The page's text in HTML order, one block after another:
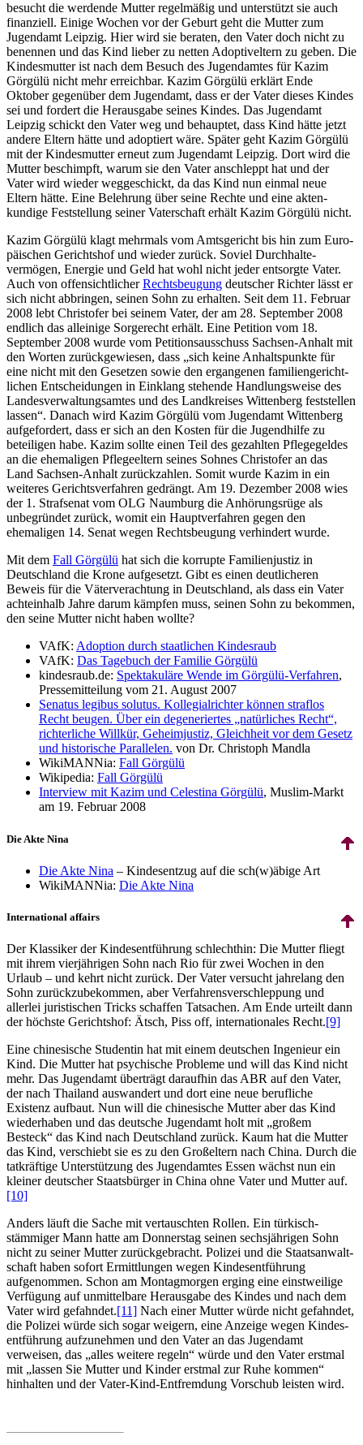
besucht die werdende Mutter regelmäßig und unterstützt sie auch
finanziell. Einige Wochen vor der Geburt geht die Mutter zum
Jugendamt Leipzig. Hier wird sie beraten, den Vater doch nicht zu
benennen und das Kind lieber zu netten Adoptiv­eltern zu geben. Die
Kindes­mutter ist nach dem Besuch des Jugendamtes für Kazim
Görgülü nicht mehr erreichbar. Kazim Görgülü erklärt Ende
Oktober gegenüber dem Jugendamt, dass er der Vater dieses Kindes
sei und fordert die Herausgabe seines Kindes. Das Jugendamt
Leipzig schickt den Vater weg und behauptet, dass Kind hätte jetzt
andere Eltern hätte und adoptiert wäre. Später geht Kazim Görgülü
mit der Kindes­mutter erneut zum Jugendamt Leipzig. Dort wird die
Mutter beschimpft, warum sie den Vater anschleppt hat und der
Vater wird wieder weggeschickt, da das Kind nun einmal neue
Eltern hätte. Eine Belehrung über seine Rechte und eine akten­
kundige Feststellung seiner Vaterschaft erhält Kazim Görgülü nicht.
Kazim Görgülü klagt mehrmals vom Amtsgericht bis hin zum Euro­
päischen Gerichtshof und wieder zurück. Soviel Durch­halte­
vermögen, Energie und Geld hat wohl nicht jeder entsorgte Vater.
Auch von offensichtlicherRechts­beugung deutscher Richter lässt er
sich nicht abbringen, seinen Sohn zu erhalten. Seit dem 11. Februar
2008 lebt Christofer bei seinem Vater, der am 28. September 2008
endlich das alleinige Sorgerecht erhält. Eine Petition vom 18.
September 2008 wurde vom Petitions­ausschuss Sachsen-Anhalt mit
den Worten zurück­gewiesen, dass „sich keine Anhalts­punkte für
eine nicht mit den Gesetzen sowie den ergangenen familien­gericht­
lichen Entscheidungen in Einklang stehende Handlungsweise des
Landes­verwaltungs­amtes und des Landkreises Wittenberg feststellen
lassen“. Danach wird Kazim Görgülü vom Jugendamt Wittenberg
aufgefordert, dass er sich an den Kosten für die Jugendhilfe zu
beteiligen habe. Kazim sollte einen Teil des gezahlten Pflegegeldes
an die ehemaligen Pflege­eltern seines Sohnes Christofer an das
Land Sachsen-Anhalt zurückzahlen. Somit wurde Kazim in ein
weiteres Gerichts­verfahren gedrängt. Am 19. Dezember 2008 wies
der 1. Strafsenat vom OLG Naumburg die Anhörungsrüge als
unbegründet zurück, womit ein Hauptverfahren gegen den
ehemaligen 14. Senat wegen Rechts­beugung verhindert wurde.
Mit dem Fall Görgülü hat sich die korrupte Familienjustiz in
Deutschland die Krone aufgesetzt. Gibt es einen deutlicheren
Beweis für die Väter­verachtung in Deutschland, als dass ein Vater
achteinhalb Jahre darum kämpfen muss, seinen Sohn zu bekommen,
den seine Mutter nicht haben wollte?
VAfK: Adoption durch staatlichen Kindesraub
VAfK: Das Tagebuch der Familie Görgülü
kindesraub.de: Spektakuläre Wende im Görgülü-Verfahren,
Pressemitteilung vom 21. August 2007
Senatus legibus solutus. Kollegialrichter können straflos
Recht beugen. Über ein degeneriertes „natürliches Recht“,
richterliche Willkür, Geheimjustiz, Gleichheit vor dem Gesetz
und historische Parallelen. von Dr. Christoph Mandla
WikiMANNia: Fall Görgülü
Wikipedia: Fall Görgülü
Interview mit Kazim und Celestina Görgülü, Muslim-Markt
am 19. Februar 2008
Die Akte Nina
Die Akte Nina – Kindes­entzug auf die sch(w)äbige Art
WikiMANNia: Die Akte Nina
International affairs
Der Klassiker der Kindes­entführung schlechthin: Die Mutter fliegt
mit ihrem vierjährigen Sohn nach Rio für zwei Wochen in den
Urlaub – und kehrt nicht zurück. Der Vater versucht jahrelang den
Sohn zurückzubekommen, aber Verfahrens­verschleppung und
allerlei juristischen Tricks schaffen Tatsachen. Am Ende urteilt dann
der höchste Gerichtshof: Ätsch, Piss off, internationales Recht.[9]
Eine chinesische Studentin hat mit einem deutschen Ingenieur ein
Kind. Die Mutter hat psychische Probleme und will das Kind nicht
mehr. Das Jugendamt überträgt daraufhin das ABR auf den Vater,
der nach Thailand auswandert und dort eine neue berufliche
Existenz aufbaut. Nun will die chinesische Mutter aber das Kind
wiederhaben und das deutsche Jugendamt holt mit „großem
Besteck“ das Kind nach Deutschland zurück. Kaum hat die Mutter
das Kind, verschiebt sie es zu den Großeltern nach China. Durch die
tatkräftige Unterstützung des Jugendamtes Essen wächst nun ein
kleiner deutscher Staatsbürger in China ohne Vater und Mutter auf.
[10]
Anders läuft die Sache mit vertauschten Rollen. Ein türkisch­
stämmiger Mann hatte am Donnerstag seinen sechsjährigen Sohn
nicht zu seiner Mutter zurückgebracht. Polizei und die Staats­anwalt­
schaft haben sofort Ermittlungen wegen Kindes­entführung
aufgenommen. Schon am Montagmorgen erging eine einstweilige
Verfügung auf unmittelbare Herausgabe des Kindes und nach dem
Vater wird gefahndet.[11] Nach einer Mutter würde nicht gefahndet,
die Polizei würde sich sogar weigern, eine Anzeige wegen Kindes­
entführung aufzunehmen und den Vater an das Jugendamt
verweisen, das „alles weitere regeln“ würde und den Vater erstmal
mit „lassen Sie Mutter und Kinder erstmal zur Ruhe kommen“
hinhalten und der Vater-Kind-Entfremdung Vorschub leisten wird.